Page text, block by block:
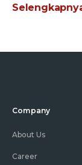
Company
About Us
Career